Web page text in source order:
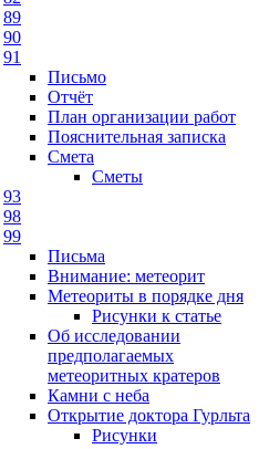
89
90
91
Письмо
Отчёт
План организации работ
Пояснительная записка
Смета
Сметы
93
98
99
Письма
Внимание: метеорит
Метеориты в порядке дня
Рисунки к статье
Об исследовании
предполагаемых
метеоритных кратеров
Камни с неба
Открытие доктора Гурльта
Рисунки